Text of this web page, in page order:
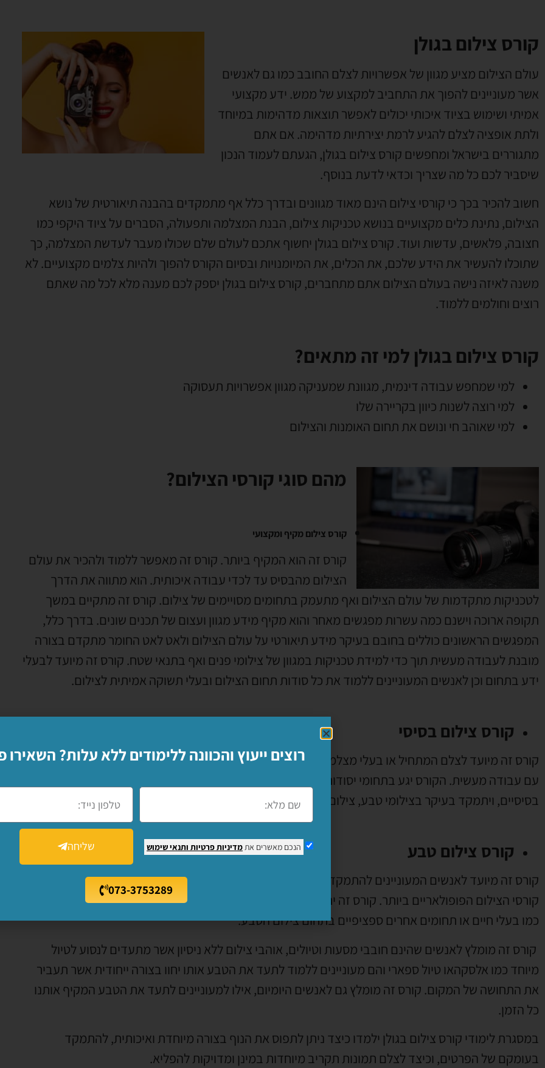
קורס צילום בגולן
עולם הצילום מציע מגוון של אפשרויות לצלם החובב כמו גם לאנשים
אשר מעוניינים להפוך את התחביב למקצוע של ממש. ידע מקצועי
אמיתי ושימוש בציוד איכותי יכולים לאפשר תוצאות מדהימות במיוחד
ולתת אופציה לצלם להגיע לרמת יצירתיות מדהימה. אם אתם
מתגוררים בישראל ומחפשים קורס צילום בגולן, הגעתם לעמוד הנכון
שיסביר לכם כל מה שצריך וכדאי לדעת בנוסף.
חשוב להכיר בכך כי קורסי צילום הינם מאוד מגוונים ובדרך כלל אף מתמקדים בהבנה תיאורטית של נושא
הצילום, נתינת כלים מקצועיים בנושא טכניקות צילום, הבנת המצלמה ותפעולה, הסברים על ציוד היקפי כמו
חצובה, פלאשים, עדשות ועוד. קורס צילום בגולן יחשוף אתכם לעולם שלם שכולו מעבר לעדשת המצלמה, כך
שתוכלו להעשיר את הידע שלכם, את הכלים, את המיומנויות ובסיום הקורס להפוך ולהיות צלמים מקצועיים. לא
משנה לאיזה נישה בעולם הצילום אתם מתחברים, קורס צילום בגולן יספק לכם מענה מלא לכל מה שאתם
רוצים וחולמים ללמוד.
קורס צילום בגולן למי זה מתאים?
למי שמחפש עבודה דינמית, מגוונת שמעניקה מגוון אפשרויות תעסוקה
למי רוצה לשנות כיוון בקריירה שלו
למי שאוהב חי ונושם את תחום האומנות והצילום
מהם סוגי קורסי הצילום?
קורס צילום מקיף ומקצועי
קורס זה הוא המקיף ביותר. קורס זה מאפשר ללמוד ולהכיר את עולם
הצילום מהבסיס עד לכדי עבודה איכותית. הוא מתווה את הדרך
לטכניקות מתקדמות של עולם הצילום ואף מתעמק בתחומים מסויימים של צילום. קורס זה מתקיים במשך
תקופה ארוכה וישנם כמה עשרות מפגשים מאחר והוא מקיף מידע מגוון ועצום של תכנים שונים. בדרך כלל,
המפגשים הראשונים כוללים בחובם בעיקר מידע תיאורטי על עולם הצילום ולאט לאט החומר מתקדם בצורה
מובנת לעבודה מעשית תוך כדי למידת טכניקות במגוון של צילומי פנים ואף בתנאי שטח. קורס זה מיועד לבעלי
ידע בתחום וכן לאנשים המעוניינים ללמוד את כל סודות תחום הצילום ובעלי תשוקה אמיתית לצילום.
קורס צילום בסיסי
קורס זה מיועד לצלם המתחיל או בעלי מצלמת רפלקס איכותית. הקורס יחסית ארוך ומעניק מידע תיאורטי יחד
עם עבודה מעשית. הקורס יגע בתחומי יסודות הצילום ההכרחיים לעבודה על ציוד צילום, ילמד את המונחים
בסיסיים, ויתמקד בעיקר בצילומי טבע, צילום עירוני, צילום פנים ועוד.
קורס צילום טבע
קורס זה מיועד לאנשים המעוניינים להתמקד בז'אנר מסוים של תחום הצילום להלן צילומי טבע. קורס זה בין
קורסי הצילום הפופולאריים ביותר. קורס זה יתמקד בצילומי טבע כללים או בתחומים יותר מסוימים ומוגבלים
כמו בעלי חיים או תחומים אחרים ספציפיים בתחום צילום הטבע.
קורס זה מומלץ לאנשים שהינם חובבי מסעות וטיולים, אוהבי צילום ללא ניסיון אשר מתעדים לנסוע לטיול
מיוחד כמו אלסקהאו טיול ספארי והם מעוניינים ללמוד לתעד את הטבע אותו יחוו בצורה ייחודית אשר תעביר
את התחושה של המקום. קורס זה מומלץ גם לאנשים היומיום, אילו למעוניינים לתעד את הטבע המקיף אותנו
כל הזמן.
במסגרת לימודי קורס צילום בגולן ילמדו כיצד ניתן לתפוס את הנוף בצורה מיוחדת ואיכותית, להתמקד
בעומקם של הפרטים, וכיצד לצלם תמונות תקריב מיוחדות במינן ומדויקות להפליא.
רוצים ייעוץ והכוונה ללימודים ללא עלות? השאירו
הנכם מאשרים אתמדיניות פרטיות ותנאי שימוש שליחה
073-3753289